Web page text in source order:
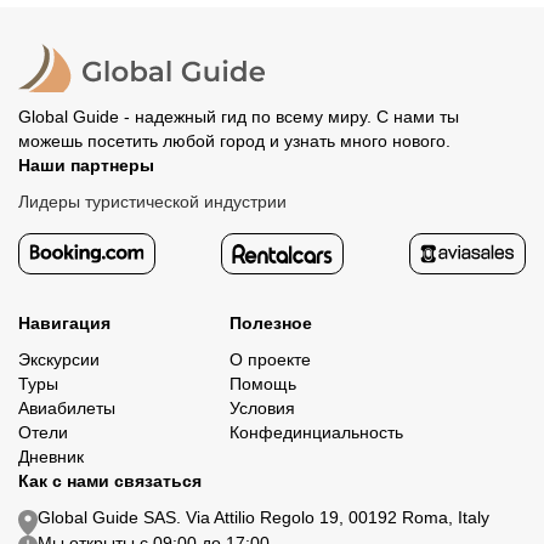
организатору напрямую не требуется.
Global Guide - надежный гид по всему миру. С нами ты
можешь посетить любой город и узнать много нового.
Наши партнеры
Лидеры туристической индустрии
Навигация
Экскурсии
Туры
Авиабилеты
Отели
Дневник
Полезное
О проекте
Помощь
Условия
Конфединциальность
Как с нами связаться
Global Guide SAS. Via Attilio Regolo 19, 00192 Roma, Italy